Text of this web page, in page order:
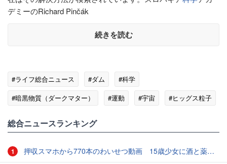
デミーのRichard Pinčák
続きを読む
#ライフ総合ニュース #ダム
#科学
#暗黒物質（ダークマター）
#運動 #宇宙 #ヒッグス粒子
総合ニュースランキング
1 押収スマホから770本のわいせつ動画 15歳少女に酒と薬飲ませ性的暴行か 54歳男を再逮捕 「薬もありますよ」とSNSで誘い出し